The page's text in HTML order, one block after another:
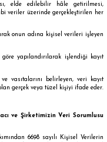
elde edilebilir hâle getirilmesi,
veriler üzerinde gerçekleştirilen her
onun adına kişisel verileri işleyen
yapılandırılarak işlendiği kayıt
vasıtalarını belirleyen, veri kayıt
gerçek veya tüzel kişiyi ifade eder.
ve Şirketimizin Veri Sorumlusu
6698 sayılı Kişisel Verilerin